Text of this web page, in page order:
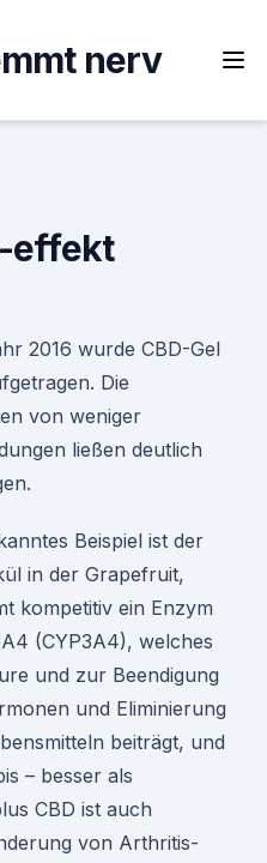
nerv
effekt
2016 wurde CBD-Gel
Die
von weniger
ließen deutlich
Beispiel ist der
in der Grapefruit,
kompetitiv ein Enzym
(CYP3A4), welches
und zur Beendigung
und Eliminierung
beiträgt, und
– besser als
CBD ist auch
von Arthritis-